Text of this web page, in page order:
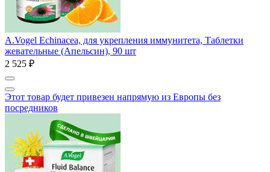
A.Vogel Echinacea, для укрепления иммунитета, Таблетки
жевательные (Апельсин), 90 шт
2 525 ₽
Этот товар будет привезен напрямую из Европы без
посредников